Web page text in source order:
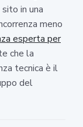
in una
meno
esperta per
che la
tecnica è il
del